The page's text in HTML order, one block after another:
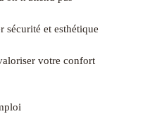
sécurité et esthétique
votre confort